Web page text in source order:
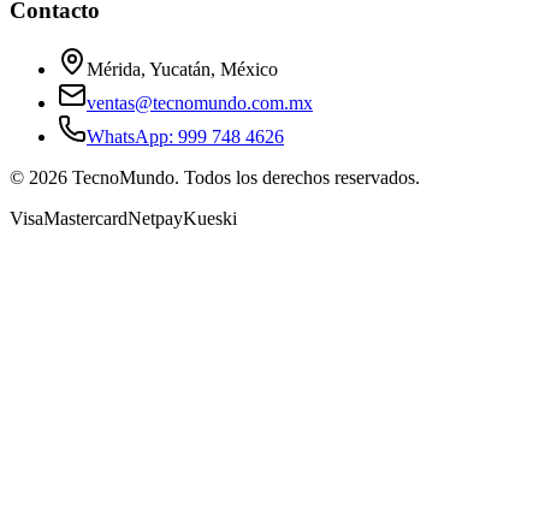
Contacto
Mérida, Yucatán, México
ventas@tecnomundo.com.mx
WhatsApp: 999 748 4626
© 2026 TecnoMundo. Todos los derechos reservados.
VisaMastercardNetpayKueski